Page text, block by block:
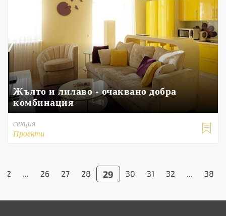
Жълто и лилаво - очаквано добра
комбинация

секция
Проекти
2 ... 26 27 28 29 30 31 32 ... 38